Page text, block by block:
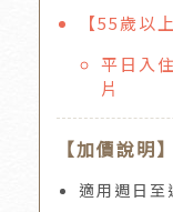
【55歲以
平日入
片
【加價說明】
適用週日至